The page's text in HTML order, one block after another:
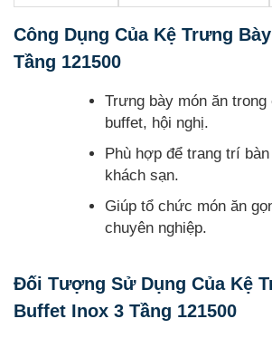
Công Dụng Của Kệ Trưng
Tầng 121500
Trưng bày món ăn
buffet, hội nghị.
Phù hợp để trang trí
khách sạn.
Giúp tổ chức món ăn
chuyên nghiệp.
Đối Tượng Sử Dụng Của Kệ
Buffet Inox 3 Tầng 121500